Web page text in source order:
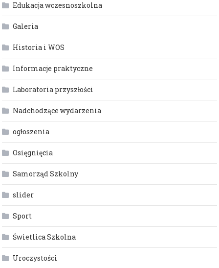
Edukacja wczesnoszkolna
Galeria
Historia i WOS
Informacje praktyczne
Laboratoria przyszłości
Nadchodzące wydarzenia
ogłoszenia
Osięgnięcia
Samorząd Szkolny
slider
Sport
Świetlica Szkolna
Uroczystości